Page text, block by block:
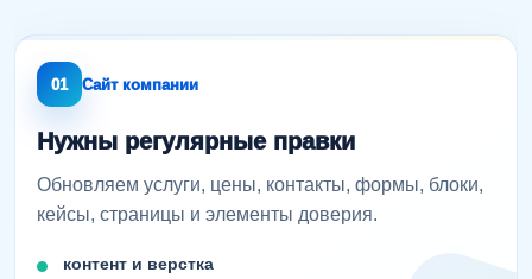
01 Сайт компании
Нужны регулярные правки
Обновляем услуги, цены, контакты, формы, блоки,
кейсы, страницы и элементы доверия.
контент и верстка